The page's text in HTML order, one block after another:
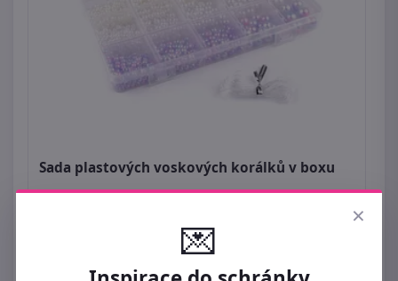
Sada plastových voskových korálků v boxu
×
💌